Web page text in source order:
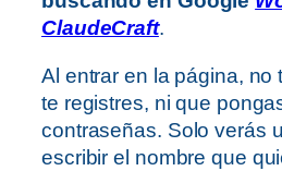
ClaudeCraft.
Al entrar en la página, no
te registres, ni que
contraseñas. Solo verás
escribir el nombre que